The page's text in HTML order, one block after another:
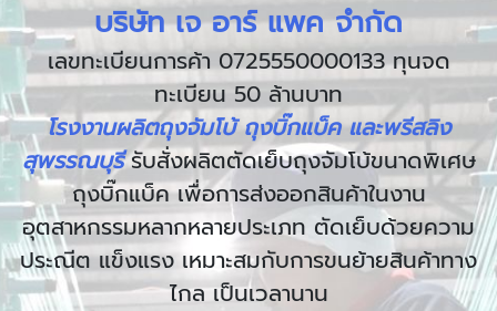
บริษัท เจ อาร์ แพค จำกัด
เลขทะเบียนการค้า 0725550000133 ทุนจด
ทะเบียน 50 ล้านบาท
โรงงานผลิตถุงจัมโบ้ ถุงบิ๊กแบ็ค และพรีสลิง
สุพรรณบุรีรับสั่งผลิตตัดเย็บถุงจัมโบ้ขนาดพิเศษ
ถุงบิ๊กแบ็ค เพื่อการส่งออกสินค้าในงาน
อุตสาหกรรมหลากหลายประเภท ตัดเย็บด้วยความ
ประณีต แข็งแรง เหมาะสมกับการขนย้ายสินค้าทาง
ไกล เป็นเวลานาน